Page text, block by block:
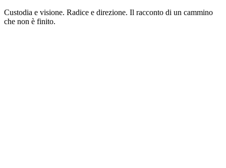
Custodia e visione. Radice e direzione. Il racconto di un cammino
che non è finito.